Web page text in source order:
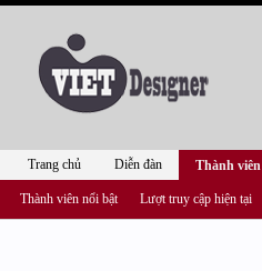
Trang chủ Diễn đàn Thành viên
Thành viên nổi bật Lượt truy cập hiện tại